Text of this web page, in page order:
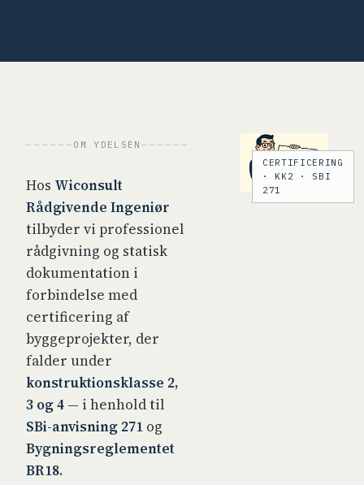
OM YDELSEN
Hos Wiconsult
Rådgivende Ingeniør
tilbyder vi professionel
rådgivning og statisk
dokumentation i
forbindelse med
certificering af
byggeprojekter, der
falder under
konstruktionsklasse 2,
3 og 4 — i henhold til
SBi-anvisning 271 og
Bygningsreglementet
BR18.
CERTIFICERING
· KK2 · SBI
271